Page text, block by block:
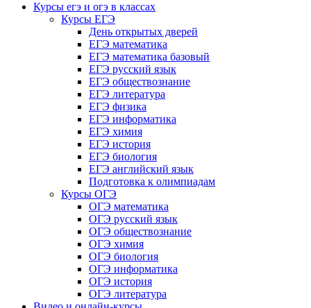
Курсы егэ и огэ в классах
Курсы ЕГЭ
День открытых дверей
ЕГЭ математика
ЕГЭ математика базовый
ЕГЭ русский язык
ЕГЭ обществознание
ЕГЭ литература
ЕГЭ физика
ЕГЭ информатика
ЕГЭ химия
ЕГЭ история
ЕГЭ биология
ЕГЭ английский язык
Подготовка к олимпиадам
Курсы ОГЭ
ОГЭ математика
ОГЭ русский язык
ОГЭ обществознание
ОГЭ химия
ОГЭ биология
ОГЭ информатика
ОГЭ история
ОГЭ литература